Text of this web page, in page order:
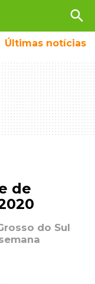
search
Últimas notícias
de
do Sul